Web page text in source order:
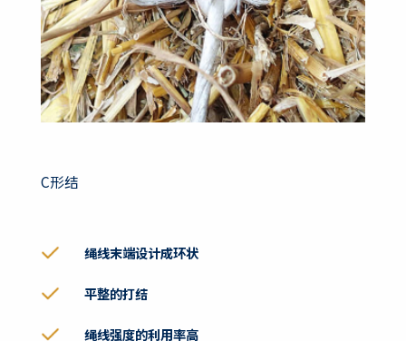
C形结
绳线末端设计成环状
平整的打结
绳线强度的利用率高